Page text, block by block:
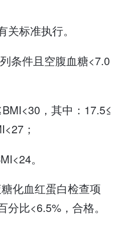
标准执行。
条件且空腹血糖<7.0
，其中：17.5≤
；
。
化血红蛋白检查项
比<6.5%，合格。